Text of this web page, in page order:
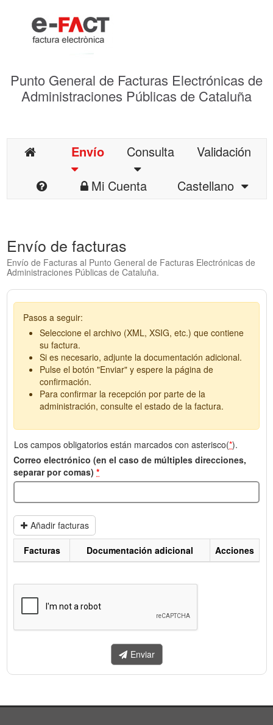
Punto General de Facturas Electrónicas de
Administraciones Públicas de Cataluña
Envío Consulta
Validación
Mi Cuenta
Castellano
Envío de facturas
Envío de Facturas al Punto General de Facturas Electrónicas de
Administraciones Públicas de Cataluña.
Pasos a seguir:
Seleccione el archivo (XML, XSIG, etc.) que contiene
su factura.
Si es necesario, adjunte la documentación adicional.
Pulse el botón "Enviar" y espere la página de
confirmación.
Para confirmar la recepción por parte de la
administración, consulte el estado de la factura.
Los campos obligatorios están marcados con asterisco(*).
Correo electrónico (en el caso de múltiples direcciones,
separar por comas) *
Añadir facturas
enviar.
Facturas Documentación adicional Acciones
Enviar